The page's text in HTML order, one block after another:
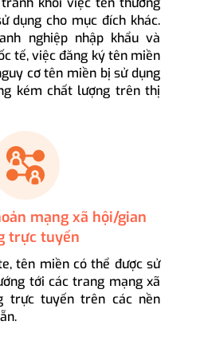
dụng cho mục đích khác.
nghiệp nhập khẩu và
tế, việc đăng ký tên miền
cơ tên miền bị sử dụng
kém chất lượng trên thị
mạng xã hội/gian
trực tuyến
tên miền có thể được sử
tới các trang mạng xã
trực tuyến trên các nền